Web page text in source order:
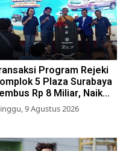
Program Rejeki
5 Plaza Surabaya
Rp 8 Miliar, Naik
Persen dari Tahun Lalu
9 Agustus 2026